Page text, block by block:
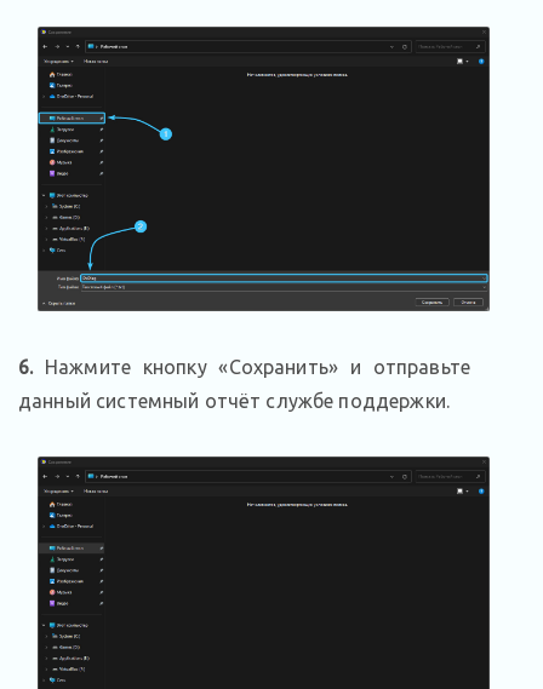
6.Нажмите кнопку «Сохранить» и отправьте
данный системный отчёт службе поддержки.